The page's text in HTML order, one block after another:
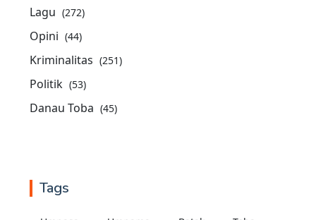
Lagu (272)
Opini (44)
Kriminalitas (251)
Politik (53)
Danau Toba (45)
Tags